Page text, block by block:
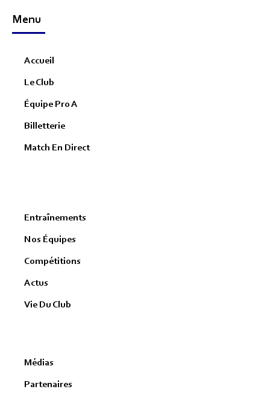
Menu
Accueil
Le Club
Équipe Pro A
Billetterie
Match En Direct
Entraînements
Nos Équipes
Compétitions
Actus
Vie Du Club
Médias
Partenaires